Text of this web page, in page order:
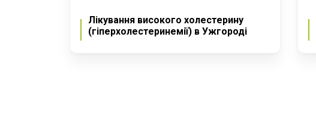
Лікування високого холестерину
(гіперхолестеринемії) в Ужгороді